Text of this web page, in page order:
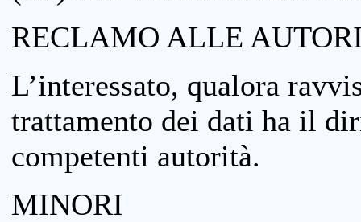
RECLAMO ALLE
L’interessato, qualora
trattamento dei dati ha il
competenti autorità.
MINORI